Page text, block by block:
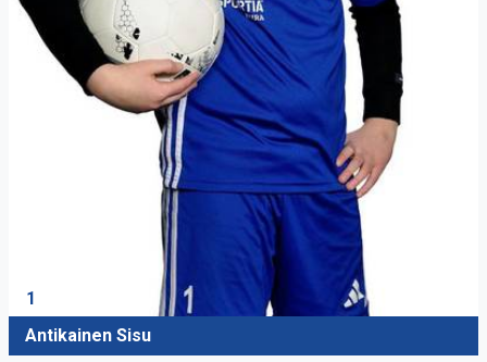
1
Antikainen Sisu